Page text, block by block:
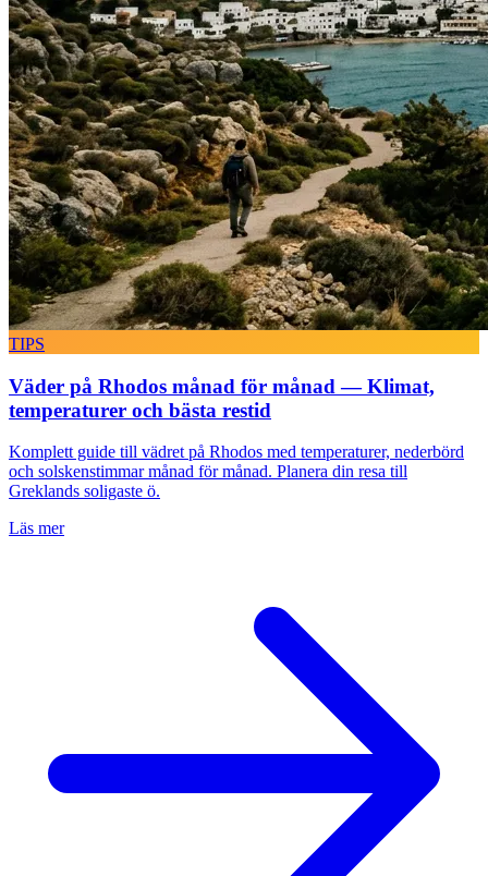
TIPS
Väder på Rhodos månad för månad — Klimat,
temperaturer och bästa restid
Komplett guide till vädret på Rhodos med temperaturer, nederbörd
och solskenstimmar månad för månad. Planera din resa till
Greklands soligaste ö.
Läs mer